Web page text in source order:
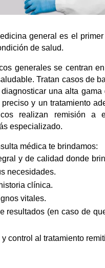
general es el
de salud.
generales se centran
Tratan casos de
una alta
y un tratamiento
realizan remisión a
especializado.
médica te brindamos:
y de calidad donde
necesidades.
clínica.
vitales.
resultados (en caso de
control al tratamiento